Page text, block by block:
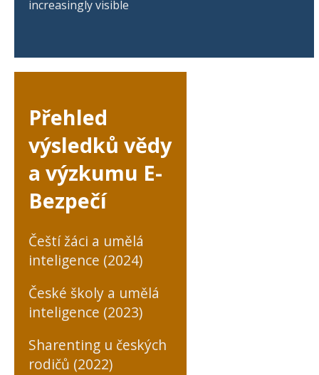
increasingly visible
Přehled
výsledků vědy
a výzkumu E-
Bezpečí
Čeští žáci a umělá
inteligence (2024)
České školy a umělá
inteligence (2023)
Sharenting u českých
rodičů (2022)